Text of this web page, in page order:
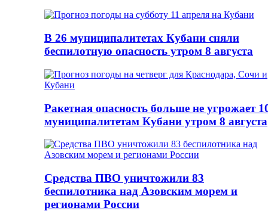
В 26 муниципалитетах Кубани сняли
беспилотную опасность утром 8 августа
Ракетная опасность больше не угрожает
муниципалитетам Кубани утром 8 августа
Средства ПВО уничтожили 83
беспилотника над Азовским морем и
регионами России